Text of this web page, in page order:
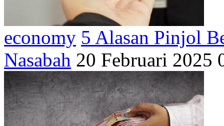
economy 5 Alasan Pinjol
Nasabah 20 Februari 2025